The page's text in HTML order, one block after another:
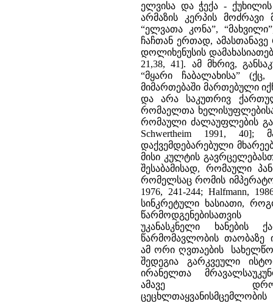
ელვისა და ჭექა - ქუხილის
არმაზის კერპის
“ელვათა კონა”,
ჩაჩთან ერთად,
დოლიხენუსის
21,38, 41]. ამ მხრივ,
“მყარი ჩაბალახისა”
მიმართებაში მართებული
და არა საკუთრივ
რომაელთა
რომაული ძალაუფლების
Schwertheim 1991,
დაქვემდებარებული
მისი კულტის
შესაბამისად, რომაული
რომელსაც რომის
1976, 241-244; Halfmann,
სინკრეტული ხასიათი,
უკანასკნელი ხანების
წარმომავლობის თაობაზე
ამ ორი ღვთაების
შედეგია გარკვეული
ირანელთა
ამავე